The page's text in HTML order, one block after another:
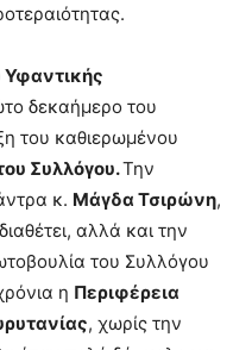
Υφαντικής
δεκαήμερο του
του καθιερωμένου
Συλλόγου.Την
κ. Μάγδα Τσιρώνη,
αλλά και την
του Συλλόγου
η Περιφέρεια
, χωρίς την